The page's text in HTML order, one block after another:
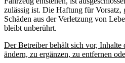
zulässig ist. Die Haftung für Vorsatz,
Schäden aus der Verletzung von
bleibt unberührt.
Der Betreiber behält sich vor, Inhalte
ändern, zu ergänzen, zu entfernen